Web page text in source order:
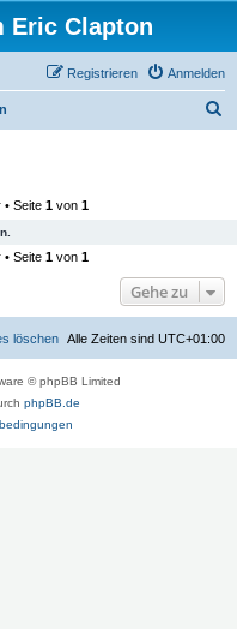
Eric Clapton
Anmelden
Registrieren
Seite 1von 1
Seite 1von 1
Gehe zu
Alle Zeiten sind UTC+01:00
löschen
© phpBB Limited
phpBB.de